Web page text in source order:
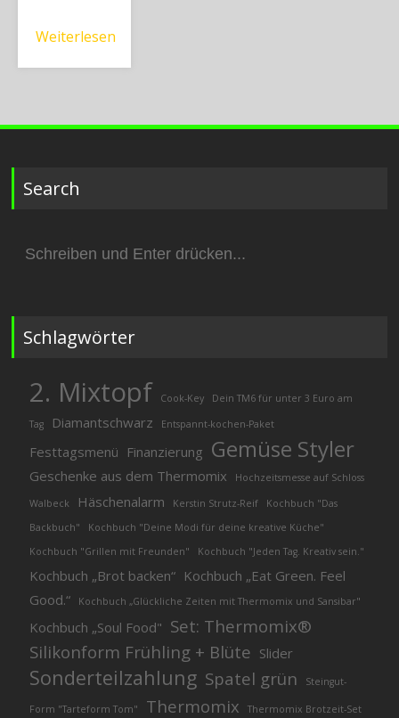
Weiterlesen
Search
nach:
Schlagwörter
2. Mixtopf Cook-Key Dein TM6 für unter 3 Euro am
Tag Diamantschwarz Entspannt-kochen-Paket
Festtagsmenü Finanzierung Gemüse Styler
Geschenke aus dem Thermomix Hochzeitsmesse auf Schloss
Walbeck Häschenalarm Kerstin Strutz-Reif
Kochbuch "Das
Backbuch"
Kochbuch "Deine Modi für deine kreative Küche"
Kochbuch "Grillen mit Freunden"
Kochbuch "Jeden Tag. Kreativ sein."
Kochbuch „Brot backen“ Kochbuch „Eat Green. Feel
Good.“
Kochbuch „Glückliche Zeiten mit Thermomix und Sansibar"
Kochbuch „Soul Food" Set: Thermomix®
Silikonform Frühling + Blüte Slider
Sonderteilzahlung Spatel grün Steingut-
Form "Tarteform Tom" Thermomix Thermomix Brotzeit-Set